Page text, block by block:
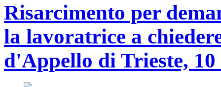
Risarcimento per
la lavoratrice a
d'Appello di Trieste, 10